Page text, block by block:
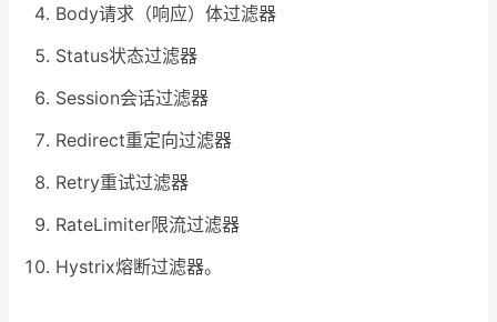
Body请求（响应）体过滤器
Status状态过滤器
Session会话过滤器
Redirect重定向过滤器
Retry重试过滤器
RateLimiter限流过滤器
Hystrix熔断过滤器。